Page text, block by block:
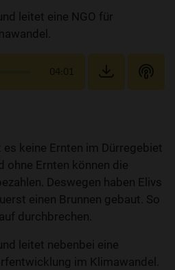
leitet eine NGO für
04:01
keine Ernten im Dürregebiet
ohne Ernten können die
Deswegen haben Elivs
einen Brunnen gebaut. So
durchbrechen.
leitet nebenbei eine
im Klimawandel.